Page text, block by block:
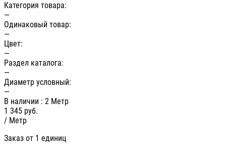
Категория товара:
—
Одинаковый товар:
—
Цвет:
—
Раздел каталога:
—
Диаметр условный:
—
В наличии : 2 Метр
1 345 руб.
/ Метр
Заказ от 1 единиц